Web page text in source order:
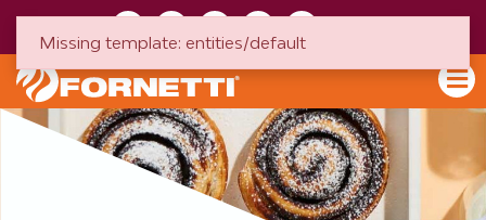
Missing template: entities/default